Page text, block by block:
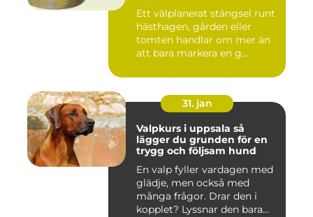
Ett välplanerat stängsel runt
hästhagen, gården eller
tomten handlar om mer än
att bara markera en g...
31. jan
Valpkurs i uppsala så
lägger du grunden för en
trygg och följsam hund
En valp fyller vardagen med
glädje, men också med
många frågor. Drar den i
kopplet? Lyssnar den bara...